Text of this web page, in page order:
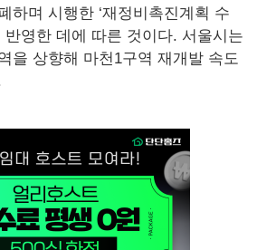
하며 시행한 ‘재정비촉진계획 수
반영한 데에 따른 것이다. 서울시는
을 상향해 마천1구역 재개발 속도